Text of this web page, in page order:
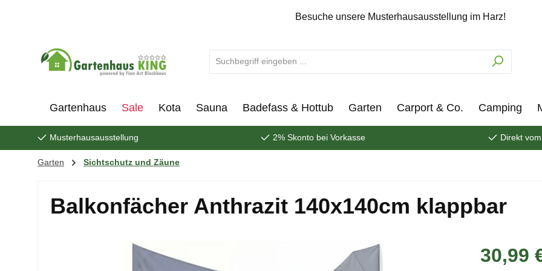
Besuche unsere Musterhausausstellung im Harz!
Gartenhaus Sale Kota Sauna Badefass & Hottub Garten Carport & Co. Camping
Musterhausausstellung 2% Skonto bei Vorkasse Direkt
Garten Sichtschutz und Zäune
Balkonfächer Anthrazit 140x140cm klappbar
Bildergalerie überspringen 30,99